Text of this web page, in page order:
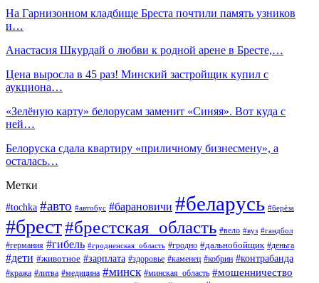
На Гарнизонном кладбище Бреста почтили память узников
и…
Анастасия Шкурдай о любви к родной арене в Бресте,…
Цена выросла в 45 раз! Минский застройщик купил с
аукциона…
«Зелёную карту» белорусам заменит «Синяя». Вот куда с
ней…
Белоруска сдала квартиру «приличному бизнесмену», а
осталась…
Метки
#tochka #авто #автобус #барановичи #беларусь #берёза
#брест#брестская_область #вело #вуз #гандбол
#германия #гибель #гродненская_область #гродно #дальнобойщик #деньга
#дети #животное #зарплата #здоровье #каменец #кобрин #контрабанда
#кража #литва #медицина #минск #минская_область #мошенничество